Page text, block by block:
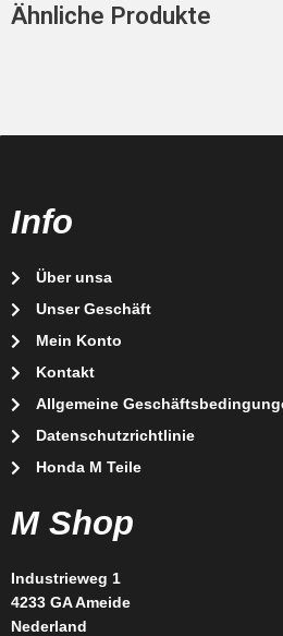
Ähnliche Produkte
Info
Über unsa
Unser Geschäft
Mein Konto
Kontakt
Allgemeine
Datenschutzrichtlinie
Honda M Teile
M Shop
Industrieweg 1
4233 GA Ameide
Nederland